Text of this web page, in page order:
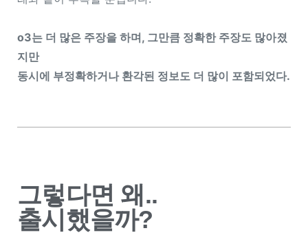
o3는 더 많은 주장을 하며, 그만큼 정확한 주장도 많아졌
지만
동시에 부정확하거나 환각된 정보도 더 많이 포함되었다.
그렇다면 왜..
출시했을까?